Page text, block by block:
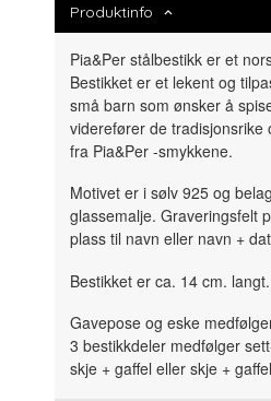
Produktinfo
Pia&Per stålbestikk er et
Bestikket er et lekent og
små barn som ønsker å
viderefører de tradisjonsrike
fra Pia&Per -smykkene.
Motivet er i sølv 925 og
glassemalje. Graveringsfelt
plass til navn eller navn +
Bestikket er ca. 14 cm. langt.
Gavepose og eske
3 bestikkdeler medfølger
skje + gaffel eller skje +